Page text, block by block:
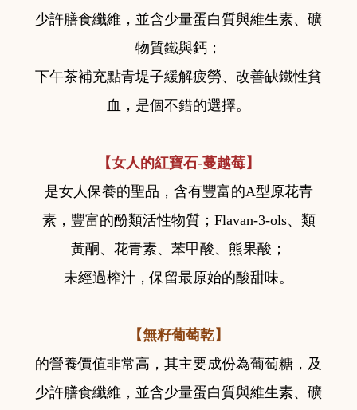
少許膳食纖維，並含少量蛋白質與維生素、礦
物質鐵與鈣；
下午茶補充點青堤子緩解疲勞、改善缺鐵性貧
血，是個不錯的選擇。
【女人的紅寶石-蔓越莓】
是女人保養的聖品，含有豐富的A型原花青
素，豐富的酚類活性物質；Flavan-3-ols、類
黃酮、花青素、苯甲酸、熊果酸；
未經過榨汁，保留最原始的酸甜味。
【無籽葡萄乾】
的營養價值非常高，其主要成份為葡萄糖，及
少許膳食纖維，並含少量蛋白質與維生素、礦